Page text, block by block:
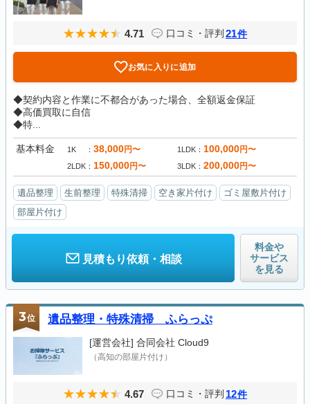
4.71 口コミ・評判 21件
お気に入りに追加
◆契約内容と作業に不都合があった場合、全額返金保証
◆高価買取に自信
◆特...
基本料金 1K 38,000円〜 1LDK 100,000円〜
2LDK 150,000円〜 3LDK 200,000円〜
遺品整理 生前整理 特殊清掃 空き家片付け
ゴミ屋敷片付け
部屋片付け
見積もり依頼・相談
料金や
サービス
を見る
3位 遺品整理・特殊清掃 ふらっぷ
[運営会社] 合同会社 Cloud9
（高知の部屋片付け）
4.67 口コミ・評判 12件